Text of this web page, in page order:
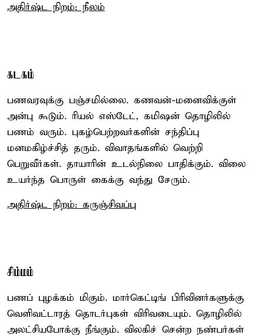
அதிர்ஷ்ட நிறம்: நீலம்
கடகம்
பணவரவுக்கு பஞ்சமில்லை. கணவன்-மனைவிக்குள்
அன்பு கூடும். ரியல் எஸ்டேட், கமிஷன் தொழிலில்
பணம் வரும். புகழ்பெற்றவர்களின் சந்திப்பு
மனமகிழ்ச்சித் தரும். விவாதங்களில் வெற்றி
பெறுவீர்கள். தாயாரின் உடல்நிலை பாதிக்கும். விலை
உயர்ந்த பொருள் கைக்கு வந்து சேரும்.
அதிர்ஷ்ட நிறம்: கருஞ்சிவப்பு
சிம்மம்
பணப் புழக்கம் மிகும். மார்கெட்டிங் பிரிவினர்களுக்கு
வெளிவட்டாரத் தொடர்புகள் விரிவடையும். தொழிலில்
அலட்சியபோக்கு நீங்கும். விலகிச் சென்ற நண்பர்கள்